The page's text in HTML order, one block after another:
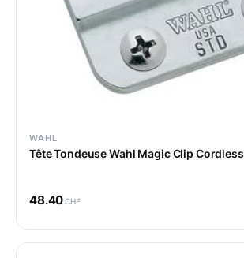
WAHL
Tête Tondeuse Wahl Magic Clip Cordless
48.40CHF